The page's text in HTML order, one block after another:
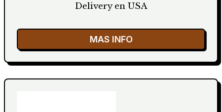
Delivery en USA
MAS INFO